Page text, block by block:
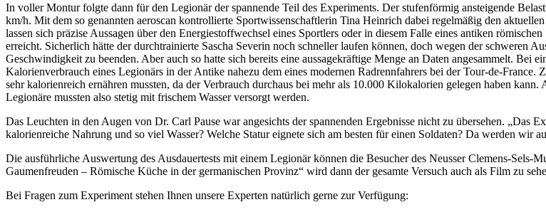
In voller Montur folgte dann für den Legionär der spannende Teil des Experiments. Der stufenförmig ansteigende
km/h. Mit dem so genannten aeroscan kontrollierte Sportwissenschaftlerin Tina Heinrich dabei regelmäßig den
lassen sich präzise Aussagen über den Energiestoffwechsel eines Sportlers oder in diesem Falle eines antiken
erreicht. Sicherlich hätte der durchtrainierte Sascha Severin noch schneller laufen können, doch wegen der schweren
Geschwindigkeit zu beenden. Aber auch so hatte sich bereits eine aussagekräftige Menge an Daten angesammelt. Bei
Kalorienverbrauch eines Legionärs in der Antike nahezu dem eines modernen Radrennfahrers bei der Tour-de-France.
sehr kalorienreich ernähren mussten, da der Verbrauch durchaus bei mehr als 10.000 Kilokalorien gelegen haben
Legionäre mussten also stetig mit frischem Wasser versorgt werden.
Das Leuchten in den Augen von Dr. Carl Pause war angesichts der spannenden Ergebnisse nicht zu übersehen. „Das
kalorienreiche Nahrung und so viel Wasser? Welche Statur eignete sich am besten für einen Soldaten? Da werden wir
Die ausführliche Auswertung des Ausdauertests mit einem Legionär können die Besucher des Neusser Clemens-Sels-
Gaumenfreuden – Römische Küche in der germanischen Provinz“ wird dann der gesamte Versuch auch als Film zu
Bei Fragen zum Experiment stehen Ihnen unsere Experten natürlich gerne zur Verfügung: